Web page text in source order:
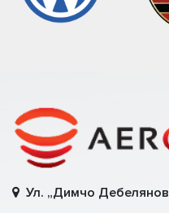
Ул. „Димчо